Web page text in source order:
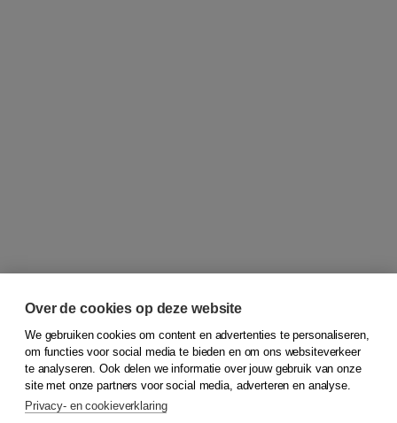
© 2026Koninklijke Boom uitgevers
Over de cookies op deze website
We gebruiken cookies om content en advertenties te personaliseren,
om functies voor social media te bieden en om ons websiteverkeer
te analyseren. Ook delen we informatie over jouw gebruik van onze
site met onze partners voor social media, adverteren en analyse.
Privacy- en cookieverklaring